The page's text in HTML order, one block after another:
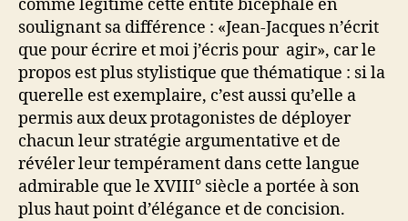
comme légitimé cette entité bicéphale en
soulignant sa différence : «Jean-Jacques n’écrit
que pour écrire et moi j’écris pour agir», car le
propos est plus stylistique que thématique : si la
querelle est exemplaire, c’est aussi qu’elle a
permis aux deux protagonistes de déployer
chacun leur stratégie argumentative et de
révéler leur tempérament dans cette langue
admirable que le XVIII° siècle a portée à son
plus haut point d’élégance et de concision.